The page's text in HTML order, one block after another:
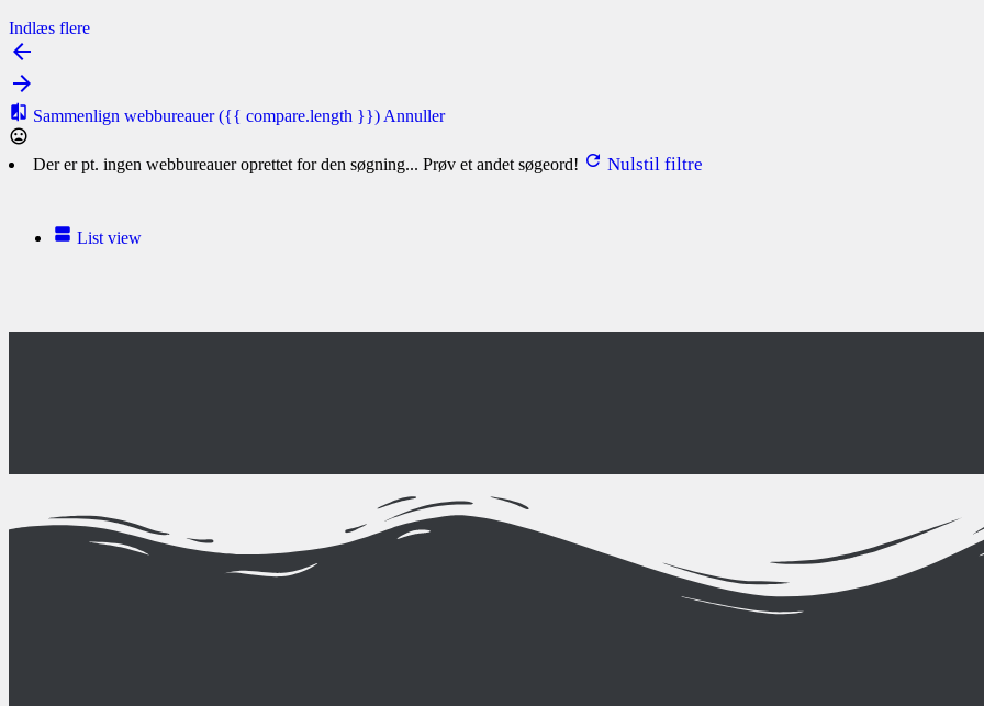
Indlæs flere
Sammenlign webbureauer({{ compare.length }}) Annuller
Der er pt. ingen webbureauer oprettet for den søgning... Prøv et andet søgeord! Nulstil filtre
List view